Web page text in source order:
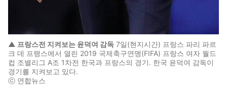
▲ 프랑스전 지켜보는 윤덕여 감독 7일(현지시간) 프랑스 파리 파르
크 데 프랭스에서 열린 2019 국제축구연맹(FIFA) 프랑스 여자 월드
컵 조별리그 A조 1차전 한국과 프랑스의 경기. 한국 윤덕여 감독이
경기를 지켜보고 있다.
ⓒ 연합뉴스